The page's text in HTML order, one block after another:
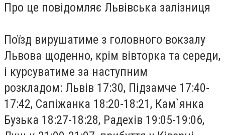
Про це повідомляє Львівська залізниця
Поїзд вирушатиме з головного вокзалу
Львова щоденно, крім вівторка та середи,
і курсуватиме за наступним
розкладом: Львів 17:30, Підзамче 17:40-
17:42, Сапіжанка 18:20-18:21, Кам`янка
Бузька 18:27-18:28, Радехів 19:05-19:06,